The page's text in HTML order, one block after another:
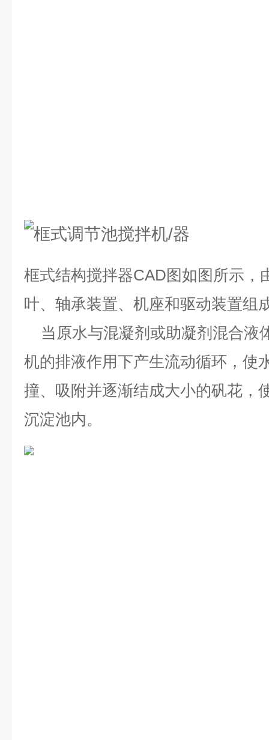
框式结构搅拌器CAD图如图所示，
叶、轴承装置、机座和驱动装置组
当原水与混凝剂或助凝剂混合液
机的排液作用下产生流动循环，使
撞、吸附并逐渐结成大小的矾花，
沉淀池内。